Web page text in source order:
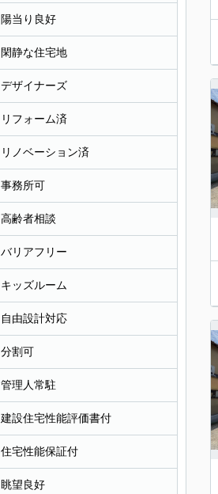
陽当り良好
閑静な住宅地
デザイナーズ
リフォーム済
リノベーション済
事務所可
高齢者相談
バリアフリー
キッズルーム
自由設計対応
分割可
管理人常駐
建設住宅性能評価書付
住宅性能保証付
眺望良好